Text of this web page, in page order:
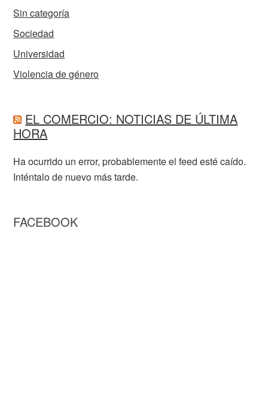
Sin categoría
Sociedad
Universidad
Violencia de género
EL COMERCIO: NOTICIAS DE ÚLTIMA
HORA
Ha ocurrido un error, probablemente el feed esté caído.
Inténtalo de nuevo más tarde.
FACEBOOK